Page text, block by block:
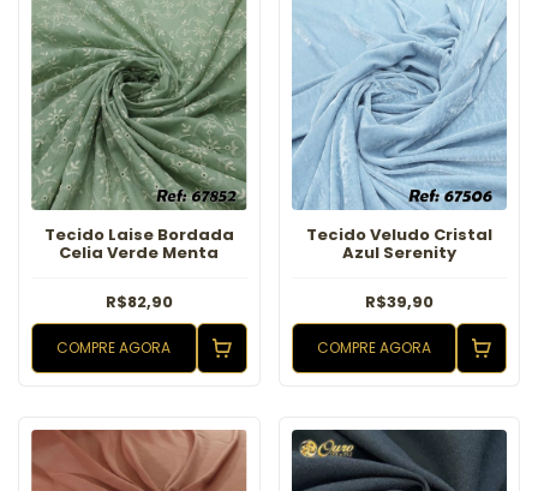
Tecido Laise Bordada
Celia Verde Menta
R$82,90
COMPRE AGORA
Tecido Veludo Cristal
Azul Serenity
R$39,90
COMPRE AGORA